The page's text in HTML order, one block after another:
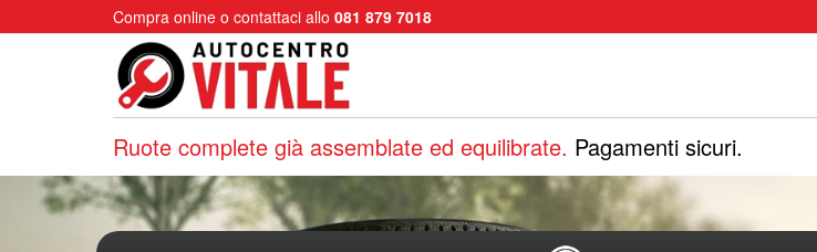
Compra online o contattaci allo 081 879 7018
Ruote complete già assemblate ed equilibrate. Pagamenti sicuri.